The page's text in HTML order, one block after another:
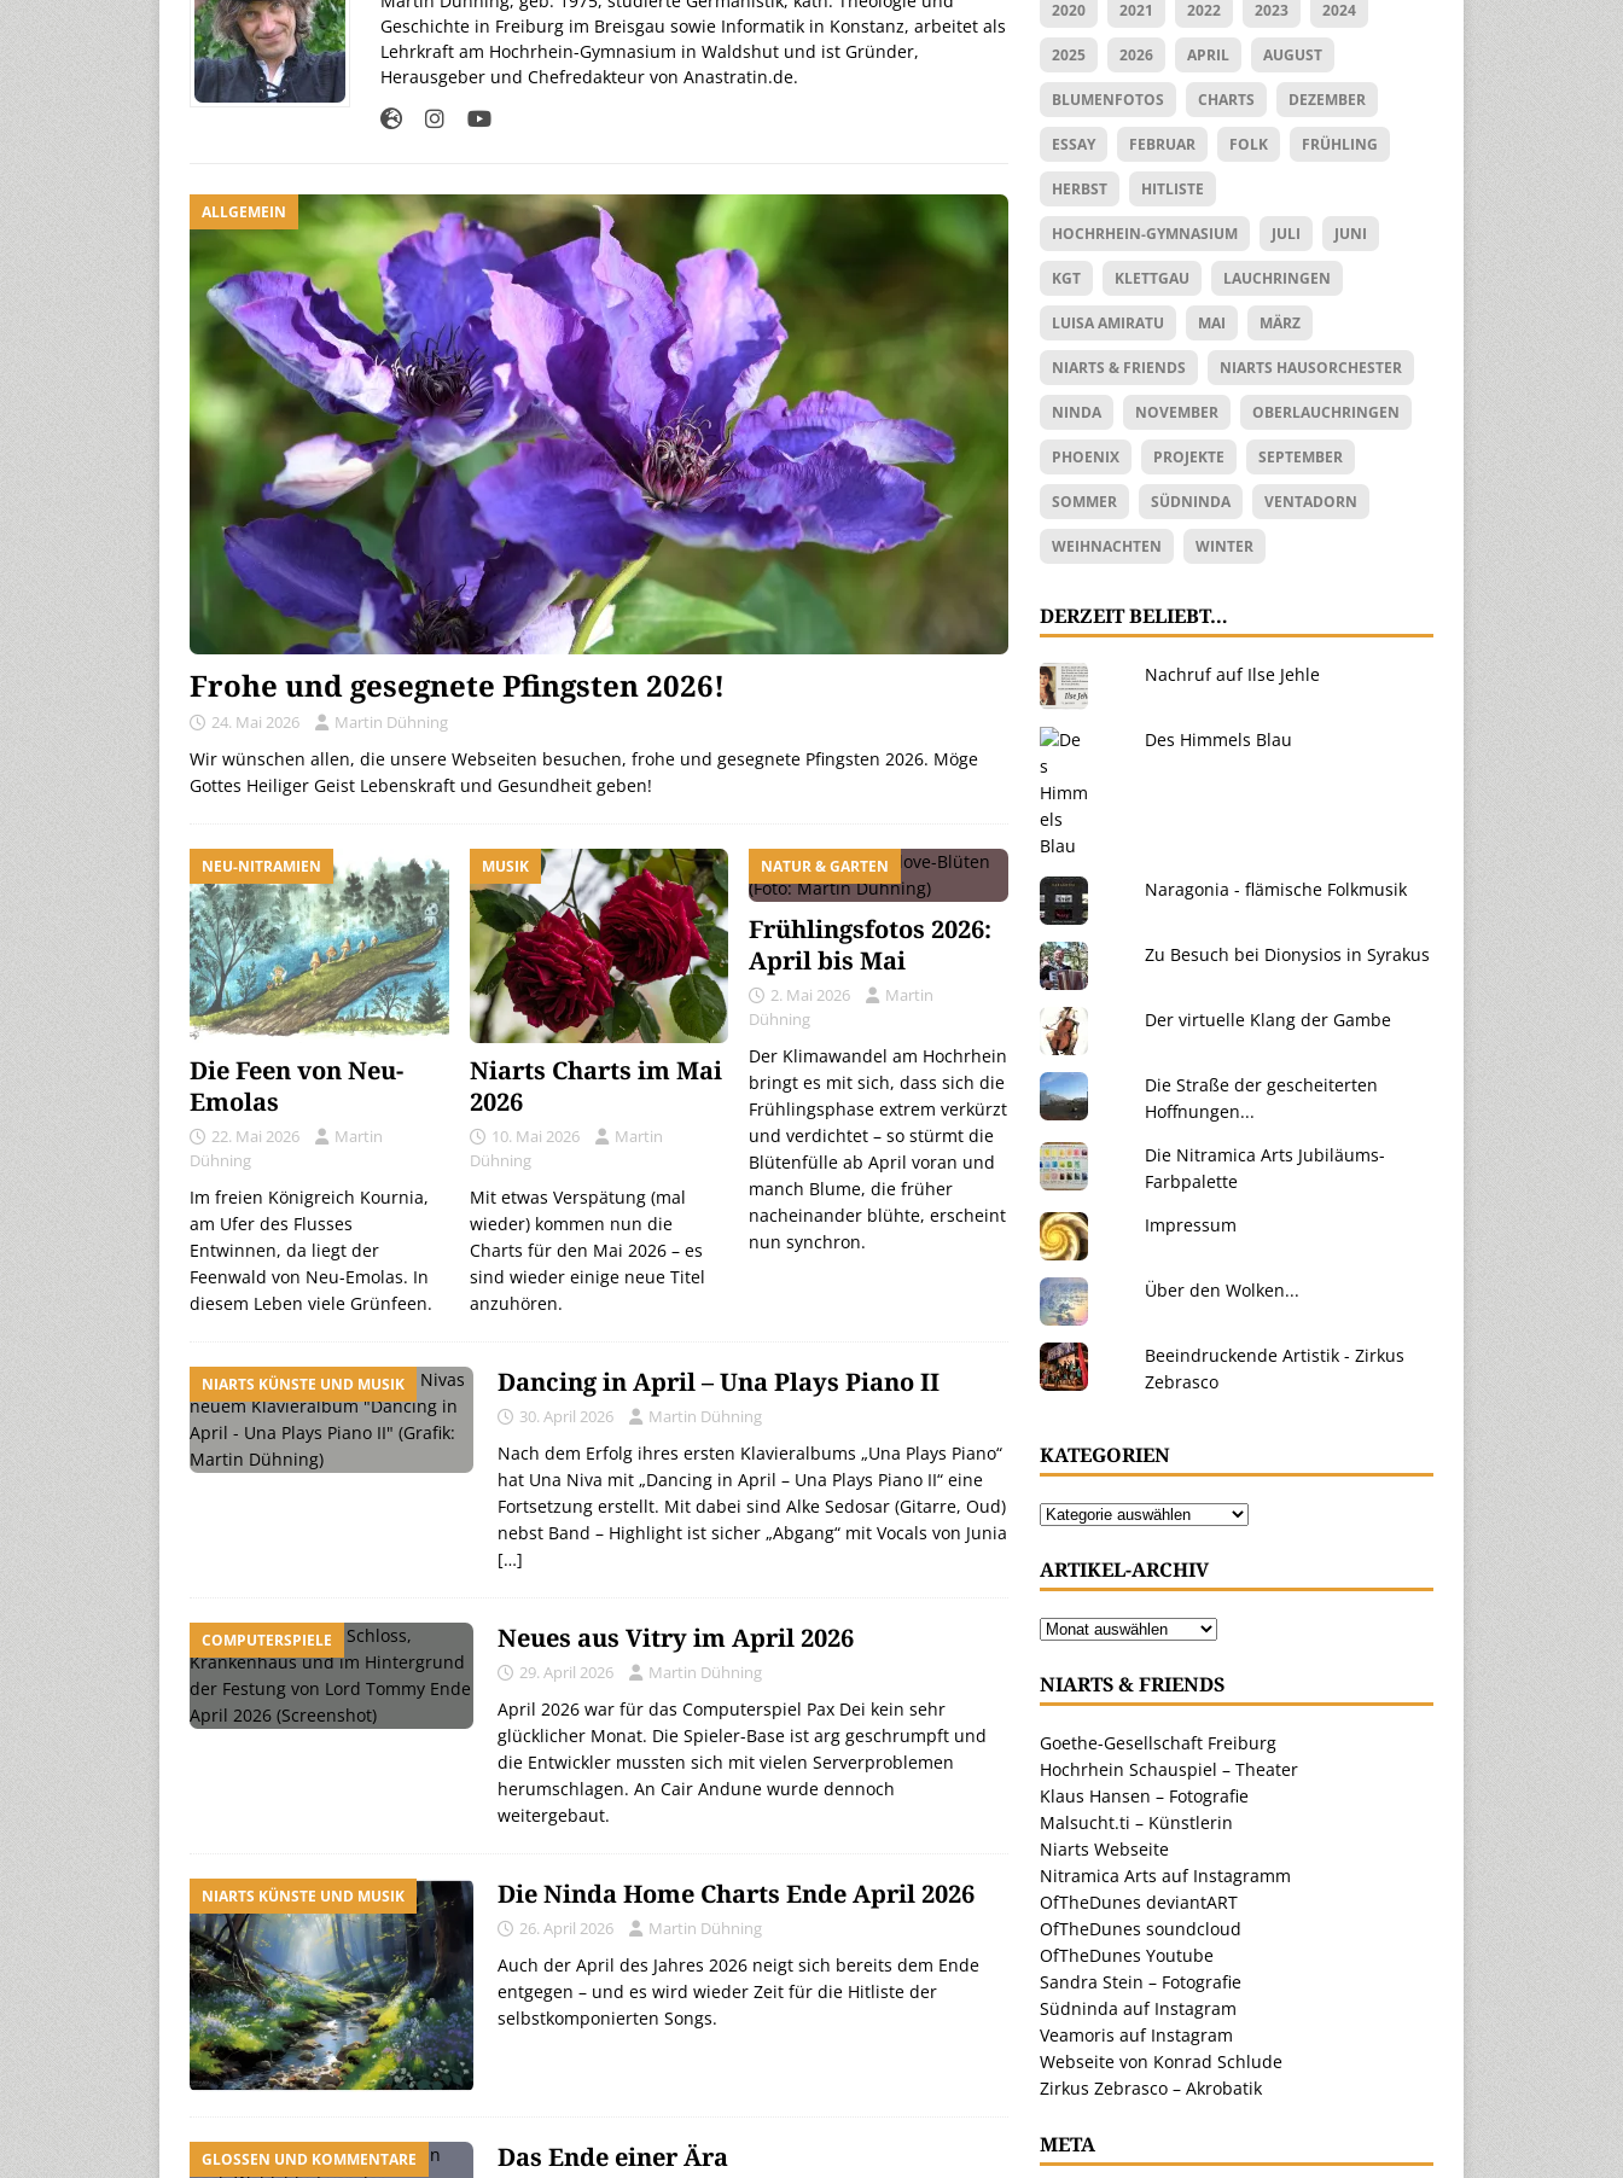
Geschichte in Freiburg im Breisgau sowie Informatik in Konstanz, arbeitet als
Lehrkraft am Hochrhein-Gymnasium in Waldshut und ist Gründer,
Herausgeber und Chefredakteur von Anastratin.de.
ALLGEMEIN
Frohe und gesegnete Pfingsten 2026!
24. Mai 2026 Martin Dühning
Wir wünschen allen, die unsere Webseiten besuchen, frohe und gesegnete Pfingsten 2026. Möge
Gottes Heiliger Geist Lebenskraft und Gesundheit geben!
NEU-NITRAMIEN
Die Feen von Neu-
Emolas
22. Mai 2026
Martin
Dühning
Im freien Königreich Kournia,
am Ufer des Flusses
Entwinnen, da liegt der
Feenwald von Neu-Emolas. In
diesem Leben viele Grünfeen.
MUSIK
Niarts Charts im Mai
2026
10. Mai 2026
Martin
Dühning
Mit etwas Verspätung (mal
wieder) kommen nun die
Charts für den Mai 2026 – es
sind wieder einige neue Titel
anzuhören.
NATUR & GARTEN
Frühlingsfotos 2026:
April bis Mai
2. Mai 2026
Martin
Dühning
Der Klimawandel am Hochrhein
bringt es mit sich, dass sich die
Frühlingsphase extrem verkürzt
und verdichtet – so stürmt die
Blütenfülle ab April voran und
manch Blume, die früher
nacheinander blühte, erscheint
nun synchron.
NIARTS KÜNSTE UND MUSIK Dancing in April – Una Plays Piano II
30. April 2026 Martin Dühning
Nach dem Erfolg ihres ersten Klavieralbums „Una Plays Piano“
hat Una Niva mit „Dancing in April – Una Plays Piano II“ eine
Fortsetzung erstellt. Mit dabei sind Alke Sedosar (Gitarre, Oud)
nebst Band – Highlight ist sicher „Abgang“ mit Vocals von Junia
[…]
COMPUTERSPIELE Neues aus Vitry im April 2026
29. April 2026 Martin Dühning
April 2026 war für das Computerspiel Pax Dei kein sehr
glücklicher Monat. Die Spieler-Base ist arg geschrumpft und
die Entwickler mussten sich mit vielen Serverproblemen
herumschlagen. An Cair Andune wurde dennoch
weitergebaut.
NIARTS KÜNSTE UND MUSIK Die Ninda Home Charts Ende April 2026
26. April 2026 Martin Dühning
Auch der April des Jahres 2026 neigt sich bereits dem Ende
entgegen – und es wird wieder Zeit für die Hitliste der
selbstkomponierten Songs.
GLOSSEN UND KOMMENTARE Das Ende einer Ära
2020 2021 2022 2023 2024
2025 2026 APRIL AUGUST
BLUMENFOTOS CHARTS DEZEMBER
ESSAY FEBRUAR FOLK FRÜHLING
HERBST HITLISTE
HOCHRHEIN-GYMNASIUM JULI JUNI
KGT KLETTGAU LAUCHRINGEN
LUISA AMIRATU MAI MÄRZ
NIARTS & FRIENDS NIARTS HAUSORCHESTER
NINDA NOVEMBER OBERLAUCHRINGEN
PHOENIX PROJEKTE SEPTEMBER
SOMMER SÜDNINDA VENTADORN
WEIHNACHTEN WINTER
DERZEIT BELIEBT…
Nachruf auf Ilse Jehle
Des Himmels Blau
Naragonia - flämische Folkmusik
Zu Besuch bei Dionysios in Syrakus
Der virtuelle Klang der Gambe
Die Straße der gescheiterten
Hoffnungen...
Die Nitramica Arts Jubiläums-
Farbpalette
Impressum
Über den Wolken...
Beeindruckende Artistik - Zirkus
Zebrasco
KATEGORIEN
ARTIKEL-ARCHIV
NIARTS & FRIENDS
Goethe-Gesellschaft Freiburg
Hochrhein Schauspiel – Theater
Klaus Hansen – Fotografie
Malsucht.ti – Künstlerin
Niarts Webseite
Nitramica Arts auf Instagramm
OfTheDunes deviantART
OfTheDunes soundcloud
OfTheDunes Youtube
Sandra Stein – Fotografie
Südninda auf Instagram
Veamoris auf Instagram
Webseite von Konrad Schlude
Zirkus Zebrasco – Akrobatik
META